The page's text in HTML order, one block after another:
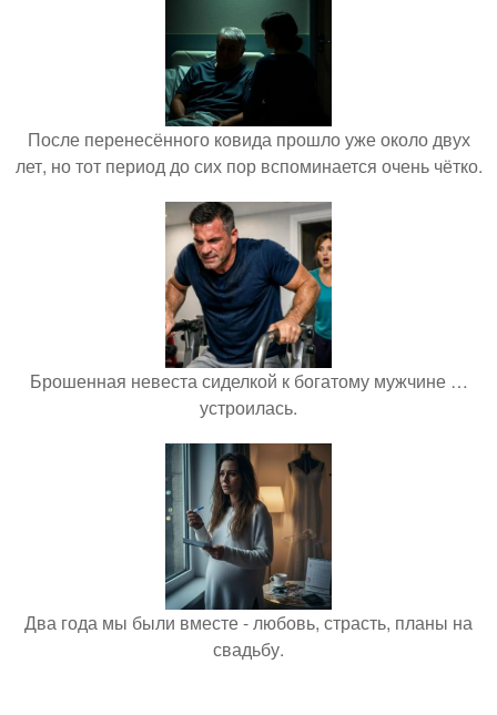
После перенесённого ковида прошло уже около двух
лет, но тот период до сих пор вспоминается очень чётко.
Брошенная невеста сиделкой к богатому мужчине …
устроилась.
Два года мы были вместе - любовь, страсть, планы на
свадьбу.